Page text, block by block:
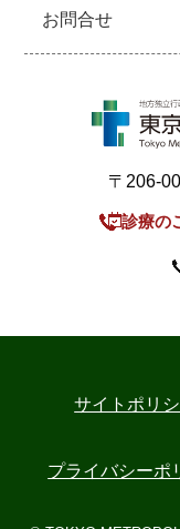
お問合せ
〒206-
診療の
サイトポリ
プライバシーポ